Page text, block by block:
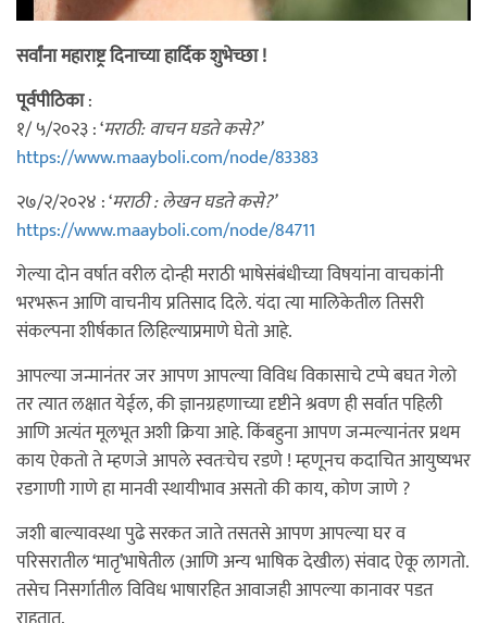
सर्वांना महाराष्ट्र दिनाच्या हार्दिक शुभेच्छा !
पूर्वपीठिका:
१/ ५/२०२३ : ‘मराठी: वाचन घडते कसे?’
https://www.maayboli.com/node/83383
२७/२/२०२४ : ‘मराठी : लेखन घडते कसे?’
https://www.maayboli.com/node/84711
गेल्या दोन वर्षात वरील दोन्ही मराठी भाषेसंबंधीच्या विषयांना वाचकांनी
भरभरून आणि वाचनीय प्रतिसाद दिले. यंदा त्या मालिकेतील तिसरी
संकल्पना शीर्षकात लिहिल्याप्रमाणे घेतो आहे.
आपल्या जन्मानंतर जर आपण आपल्या विविध विकासाचे टप्पे बघत गेलो
तर त्यात लक्षात येईल, की ज्ञानग्रहणाच्या दृष्टीने श्रवण ही सर्वात पहिली
आणि अत्यंत मूलभूत अशी क्रिया आहे. किंबहुना आपण जन्मल्यानंतर प्रथम
काय ऐकतो ते म्हणजे आपले स्वतःचेच रडणे ! म्हणूनच कदाचित आयुष्यभर
रडगाणी गाणे हा मानवी स्थायीभाव असतो की काय, कोण जाणे ?
जशी बाल्यावस्था पुढे सरकत जाते तसतसे आपण आपल्या घर व
परिसरातील ‘मातृ’भाषेतील (आणि अन्य भाषिक देखील) संवाद ऐकू लागतो.
तसेच निसर्गातील विविध भाषारहित आवाजही आपल्या कानावर पडत